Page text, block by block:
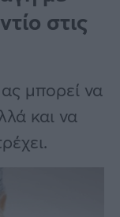
στις
μπορεί να
και να